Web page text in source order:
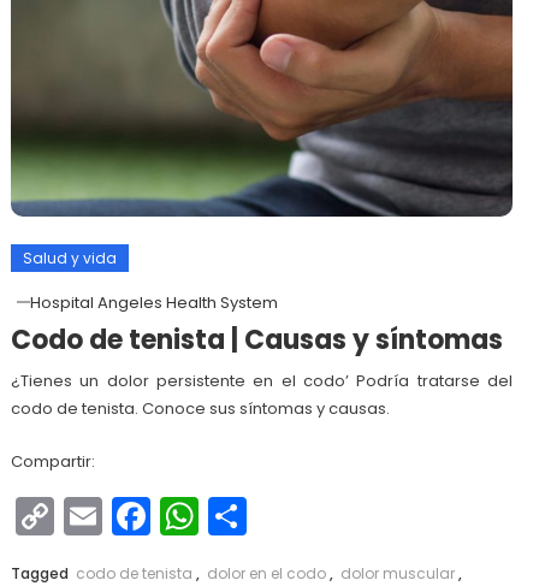
Salud y vida
Hospital Angeles Health System
Codo de tenista | Causas y síntomas
¿Tienes un dolor persistente en el codo’ Podría tratarse del
codo de tenista. Conoce sus síntomas y causas.
Compartir:
Copy
Link
EmailFacebook
WhatsApp
Compartir
Tagged codo de tenista , dolor en el codo, dolor muscular,